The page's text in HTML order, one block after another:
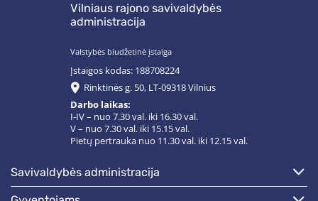
Vilniaus rajono savivaldybės
administracija
Valstybės biudžetinė įstaiga
Įstaigos kodas: 188708224
Rinktinės g. 50, LT-09318 Vilnius
Darbo laikas:
I-IV – nuo 7.30 val. iki 16.30 val.
V – nuo 7.30 val. iki 15.15 val.
Pietų pertrauka nuo 11.30 val. iki 12.15 val.
savivaldybės administracija